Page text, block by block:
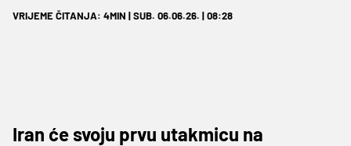
VRIJEME ČITANJA: 4MIN | SUB. 06.06.26. | 08:28
Iran će svoju prvu utakmicu na